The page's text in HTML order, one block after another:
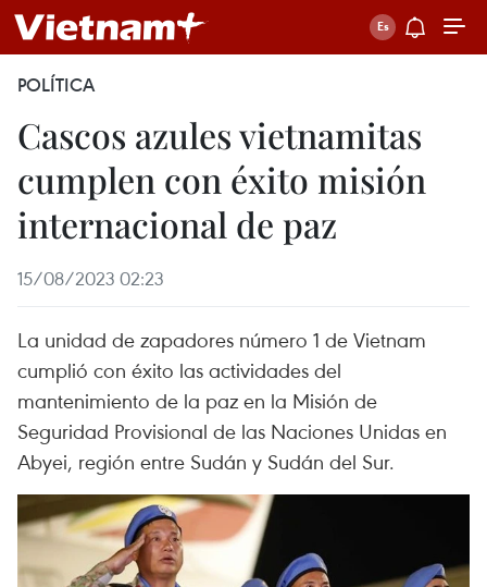
POLÍTICA
Cascos azules vietnamitas
cumplen con éxito misión
internacional de paz
15/08/2023 02:23
La unidad de zapadores número 1 de Vietnam
cumplió con éxito las actividades del
mantenimiento de la paz en la Misión de
Seguridad Provisional de las Naciones Unidas en
Abyei, región entre Sudán y Sudán del Sur.